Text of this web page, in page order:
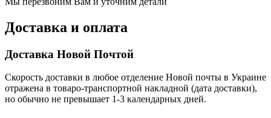
Доставка и оплата
Доставка Новой Почтой
Скорость доставки в любое отделение Новой почты в Украине
отражена в товаро-транспортной накладной (дата доставки),
но обычно не превышает 1-3 календарных дней.